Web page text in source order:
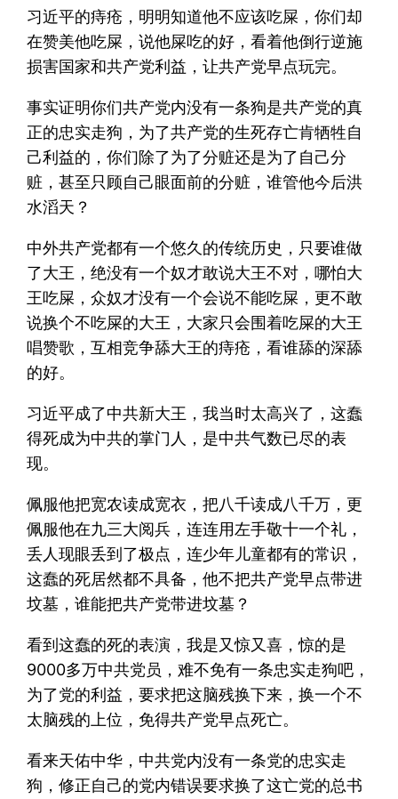
习近平的痔疮，明明知道他不应该吃屎，你们却
在赞美他吃屎，说他屎吃的好，看着他倒行逆施
损害国家和共产党利益，让共产党早点玩完。
事实证明你们共产党内没有一条狗是共产党的真
正的忠实走狗，为了共产党的生死存亡肯牺牲自
己利益的，你们除了为了分赃还是为了自己分
赃，甚至只顾自己眼面前的分赃，谁管他今后洪
水滔天？
中外共产党都有一个悠久的传统历史，只要谁做
了大王，绝没有一个奴才敢说大王不对，哪怕大
王吃屎，众奴才没有一个会说不能吃屎，更不敢
说换个不吃屎的大王，大家只会围着吃屎的大王
唱赞歌，互相竞争舔大王的痔疮，看谁舔的深舔
的好。
习近平成了中共新大王，我当时太高兴了，这蠢
得死成为中共的掌门人，是中共气数已尽的表
现。
佩服他把宽农读成宽衣，把八千读成八千万，更
佩服他在九三大阅兵，连连用左手敬十一个礼，
丢人现眼丢到了极点，连少年儿童都有的常识，
这蠢的死居然都不具备，他不把共产党早点带进
坟墓，谁能把共产党带进坟墓？
看到这蠢的死的表演，我是又惊又喜，惊的是
9000多万中共党员，难不免有一条忠实走狗吧，
为了党的利益，要求把这脑残换下来，换一个不
太脑残的上位，免得共产党早点死亡。
看来天佑中华，中共党内没有一条党的忠实走
狗，修正自己的党内错误要求换了这亡党的总书